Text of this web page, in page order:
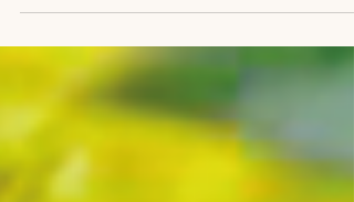
Saiba mais sobre os impactos de alterações no